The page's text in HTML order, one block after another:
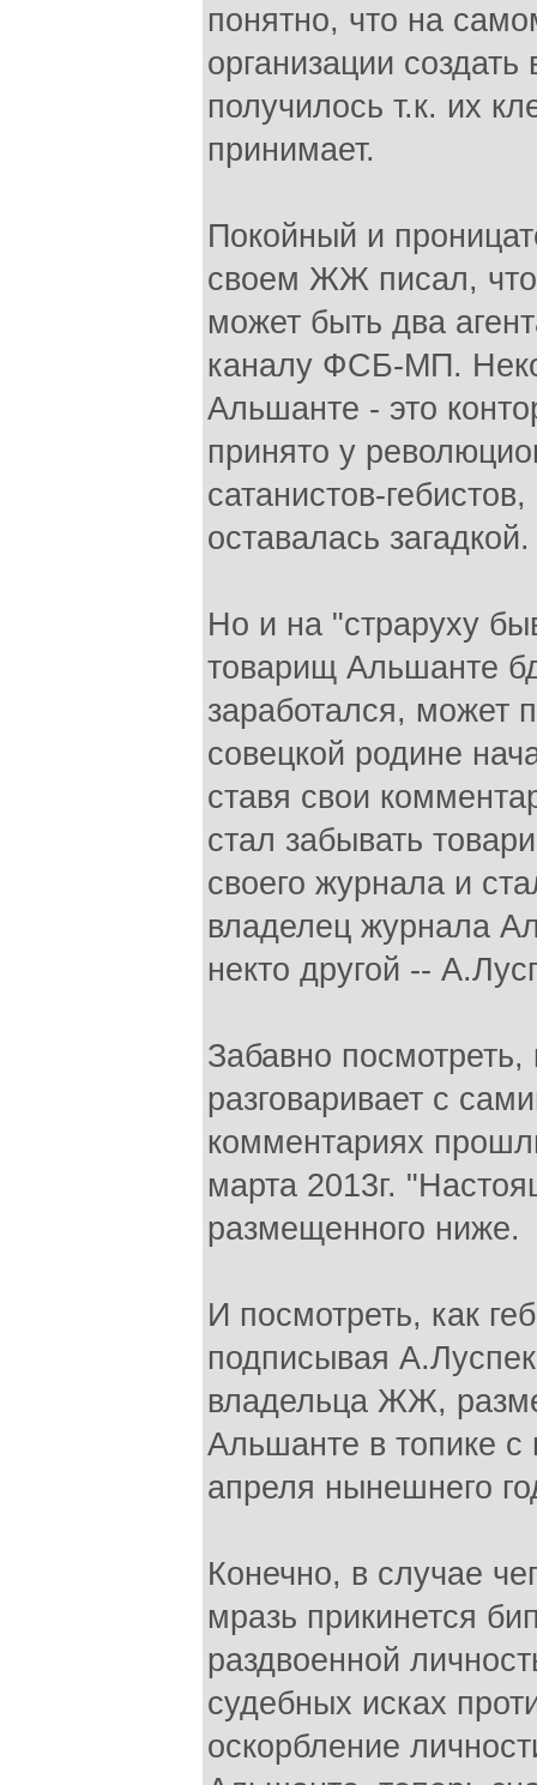
понятно, что на
организации
получилось т.к. их
принимает.
Покойный и
своем ЖЖ писал, что
может быть два
каналу ФСБ-МП.
Альшанте - это
принято у
сатанистов-
оставалась загадкой.
Но и на "страруху
товарищ Альшанте
заработался, может
совецкой родине
ставя свои
стал забывать
своего журнала и
владелец журнала
некто другой --
Забавно
разговаривает с
комментариях
марта 2013г.
размещенного ниже.
И посмотреть, как
подписывая
владельца ЖЖ,
Альшанте в топике
апреля нынешнего
Конечно, в случае
мразь прикинется
раздвоенной
судебных исках
оскорбление